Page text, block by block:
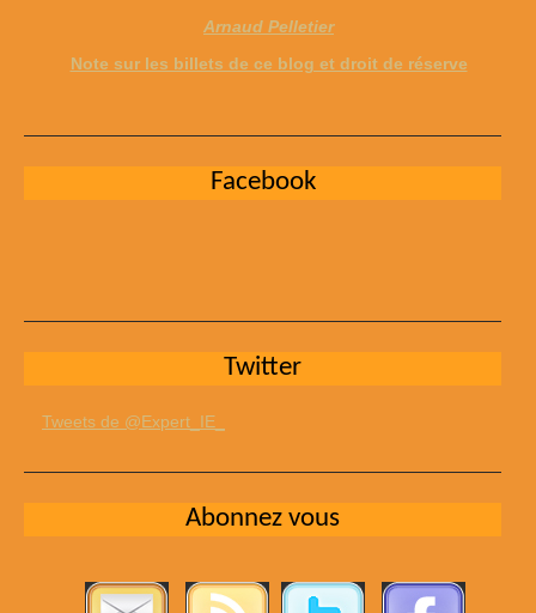
Arnaud Pelletier
Note sur les billets de ce blog et droit de réserve
Facebook
Twitter
Tweets de @Expert_IE_
Abonnez vous